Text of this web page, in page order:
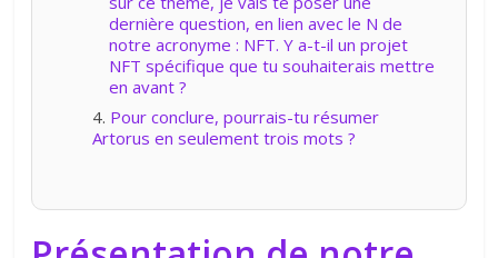
dernière question, en lien avec le N de
notre acronyme : NFT. Y a-t-il un projet
NFT spécifique que tu souhaiterais mettre
en avant ?
Pour conclure, pourrais-tu résumer
Artorus en seulement trois mots ?